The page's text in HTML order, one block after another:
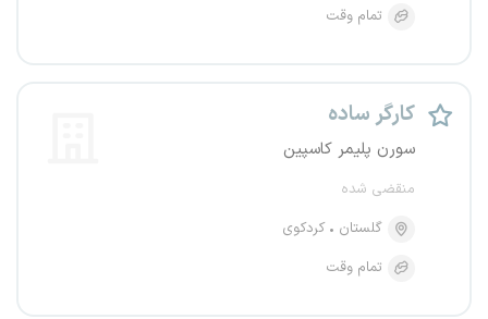
تمام وقت
کارگر ساده
سورن پلیمر کاسپین
منقضی شده
گلستان
کردکوی
تمام وقت